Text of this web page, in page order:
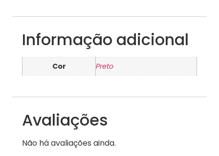
Informação adicional
Cor Preto
Avaliações
Não há avaliações ainda.